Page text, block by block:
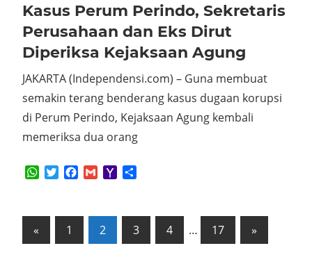
Kasus Perum Perindo, Sekretaris
Perusahaan dan Eks Dirut
Diperiksa Kejaksaan Agung
JAKARTA (Independensi.com) – Guna membuat
semakin terang benderang kasus dugaan korupsi
di Perum Perindo, Kejaksaan Agung kembali
memeriksa dua orang
WhatsApp
TwitterFacebook
GmailYahoo
Posts
« Previous
Posts
1 2 3 4 … 17
Next
Posts
»